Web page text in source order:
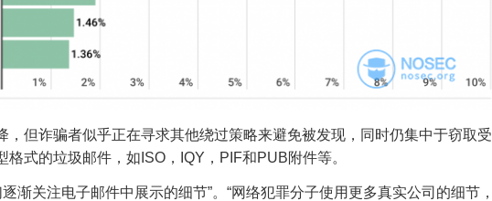
，但诈骗者似乎正在寻求其他绕过策略来避免被发现，同时仍集中于窃取受
式的垃圾邮件，如ISO，IQY，PIF和PUB附件等。
渐关注电子邮件中展示的细节”。 “网络犯罪分子使用更多真实公司的细节，